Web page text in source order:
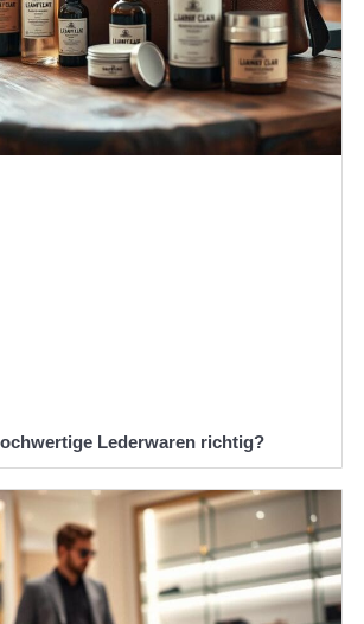
Lederwaren richtig?